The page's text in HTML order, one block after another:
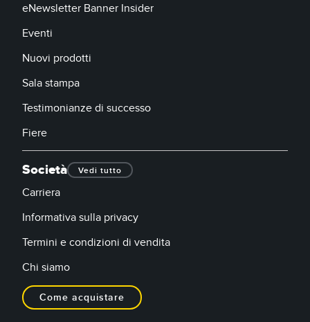
eNewsletter Banner Insider
Eventi
Nuovi prodotti
Sala stampa
Testimonianze di successo
Fiere
Società Vedi tutto
Carriera
Informativa sulla privacy
Termini e condizioni di vendita
Chi siamo
Come acquistare